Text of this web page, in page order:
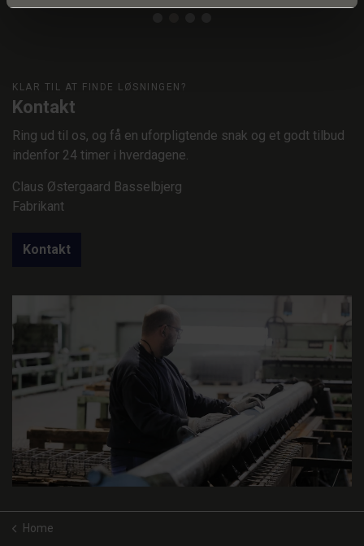
KLAR TIL AT FINDE LØSNINGEN?
Kontakt
Ring ud til os, og få en uforpligtende snak og et godt tilbud
indenfor 24 timer i hverdagene.
Claus Østergaard Basselbjerg
Fabrikant
Kontakt
Home